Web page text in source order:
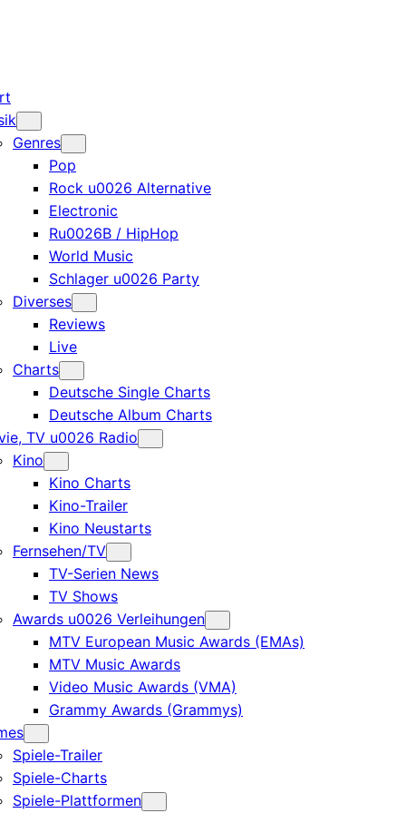
Genres
Pop
Rock u0026 Alternative
Electronic
Ru0026B / HipHop
World Music
Schlager u0026 Party
Diverses
Reviews
Live
Charts
Deutsche Single Charts
Deutsche Album Charts
TV u0026 Radio
Kino
Kino Charts
Kino-Trailer
Kino Neustarts
Fernsehen/TV
TV-Serien News
TV Shows
Awards u0026 Verleihungen
MTV European Music Awards (EMAs)
MTV Music Awards
Video Music Awards (VMA)
Grammy Awards (Grammys)
Spiele-Trailer
Spiele-Charts
Spiele-Plattformen